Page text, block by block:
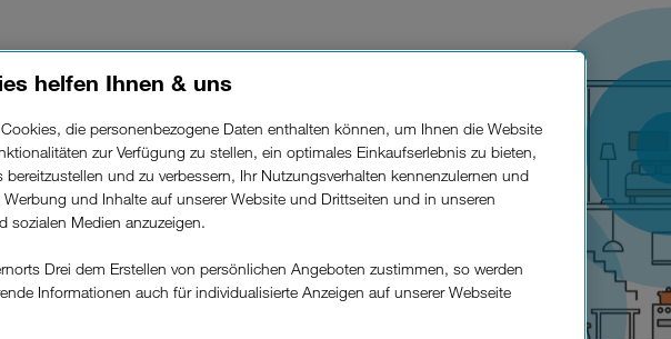
helfen Ihnen & uns
die personenbezogene Daten enthalten können, um Ihnen die Website
zur Verfügung zu stellen, ein optimales Einkaufserlebnis zu bieten,
bereitzustellen und zu verbessern, Ihr Nutzungsverhalten kennenzulernen und
Werbung und Inhalte auf unserer Website und Drittseiten und in unseren
sozialen Medien anzuzeigen.
Drei dem Erstellen von persönlichen Angeboten zustimmen, so werden
Informationen auch für individualisierte Anzeigen auf unserer Webseite